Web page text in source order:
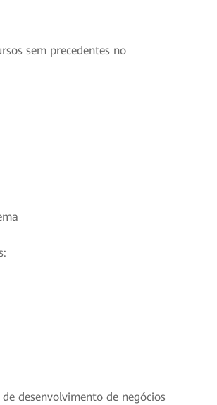
sem precedentes no
desenvolvimento de negócios